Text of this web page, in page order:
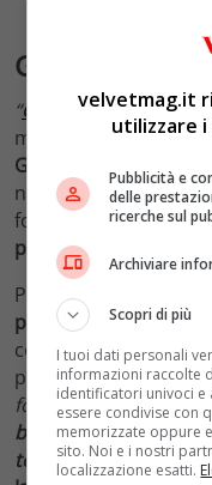
Gaza senza
“Ogni membro di
minacciato
Governo d’emergenza
nella guerra a Gaza.
formalmente, quella
paramilitare
Per quanto riguarda il
persone
daikibbutz
confine, il 7 ottobre,
palestinesi diGaza,
fornitaelettricità, né
benzinaa Gaza
tornerannoacasa“.
velvetmag.it
utilizzare
Pubblicità e
delle
ricerche sul
Archiviare
Scopri di più
I tuoi dati personali
informazioni raccolte
identificatori univoci
essere condivise con
memorizzate oppure
sito. Noi e i nostri
localizzazione esatti.